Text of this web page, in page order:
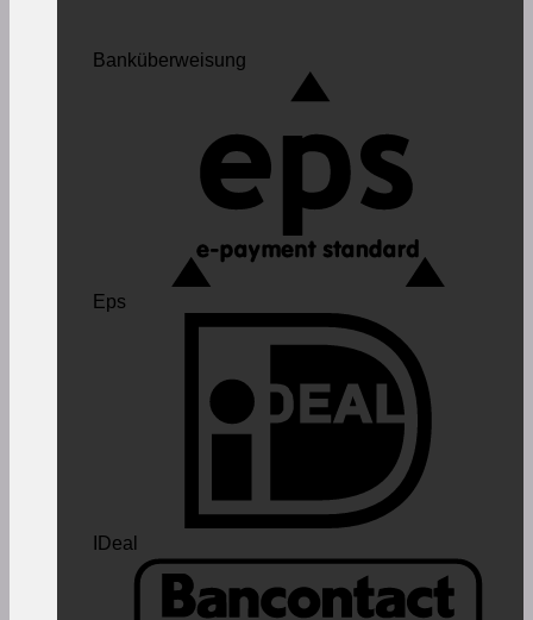
Banküberweisung
Eps
IDeal